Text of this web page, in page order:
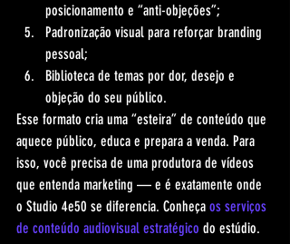
posicionamento e “anti-objeções”;
Padronização visual para reforçar branding
pessoal;
Biblioteca de temas por dor, desejo e
objeção do seu público.
Esse formato cria uma “esteira” de conteúdo que
aquece público, educa e prepara a venda. Para
isso, você precisa de uma produtora de vídeos
que entenda marketing — e é exatamente onde
o Studio 4e50 se diferencia. Conheça os serviços
de conteúdo audiovisual estratégico do estúdio.